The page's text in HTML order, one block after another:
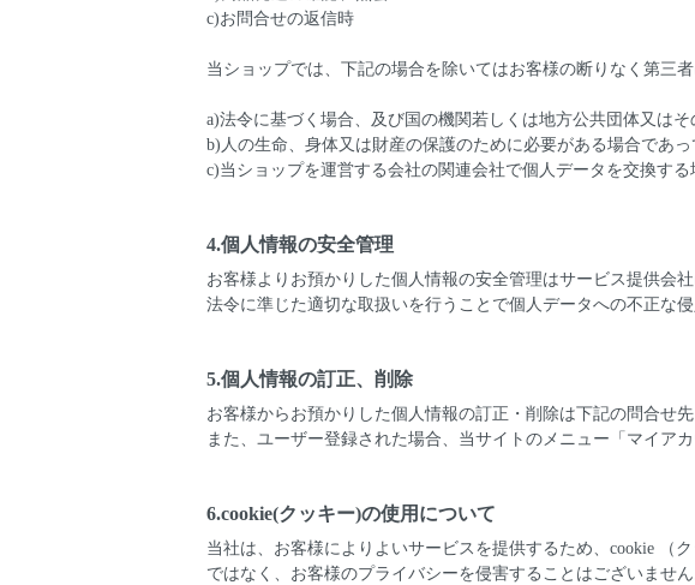
c)お問合せの返信時
当ショップでは、下記の場合を除いてはお客様の断りなく第三
a)法令に基づく場合、及び国の機関若しくは地方公共団体又は
b)人の生命、身体又は財産の保護のために必要がある場合であ
c)当ショップを運営する会社の関連会社で個人データを交換する
4.個人情報の安全管理
お客様よりお預かりした個人情報の安全管理はサービス提供会
法令に準じた適切な取扱いを行うことで個人データへの不正な
5.個人情報の訂正、削除
お客様からお預かりした個人情報の訂正・削除は下記の問合せ先
また、ユーザー登録された場合、当サイトのメニュー「マイア
6.cookie(クッキー)の使用について
当社は、お客様によりよいサービスを提供するため、cookie （
ではなく、お客様のプライバシーを侵害することはございません